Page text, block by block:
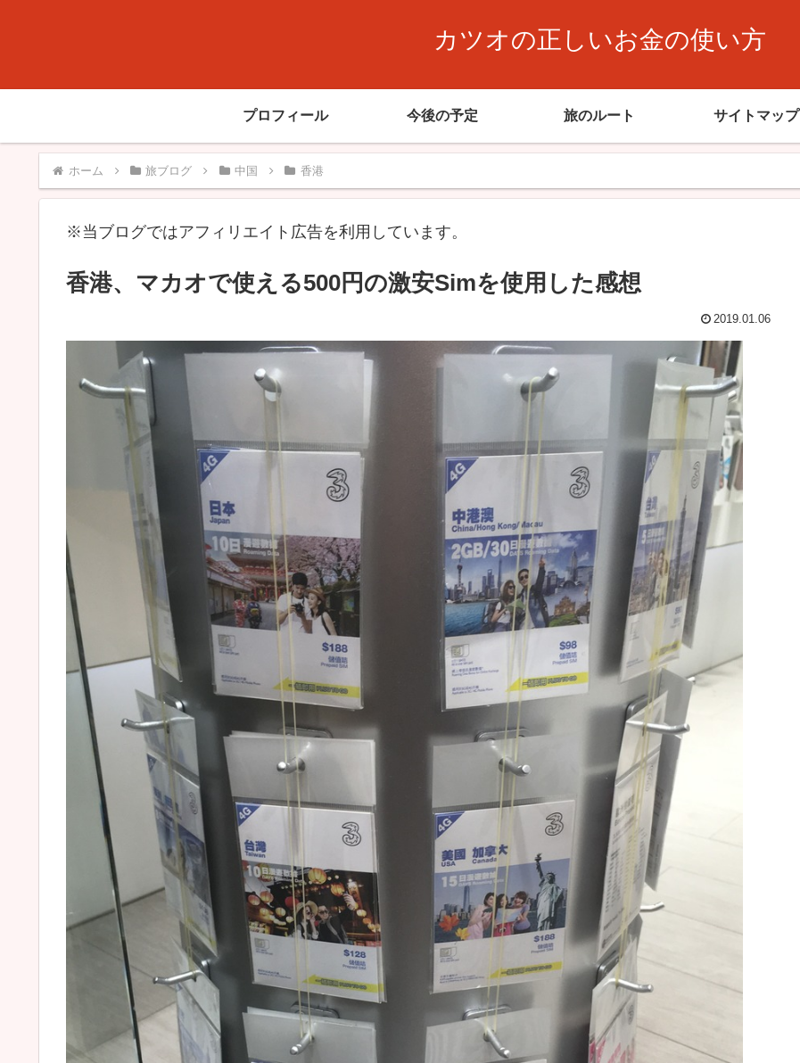
カツオの正しいお金の使い方
プロフィール 今後の予定 旅のルート サイトマップ
ホーム 旅ブログ 中国 香港
※当ブログではアフィリエイト広告を利用しています。
香港、マカオで使える500円の激安Simを使用した感想
2019.01.06